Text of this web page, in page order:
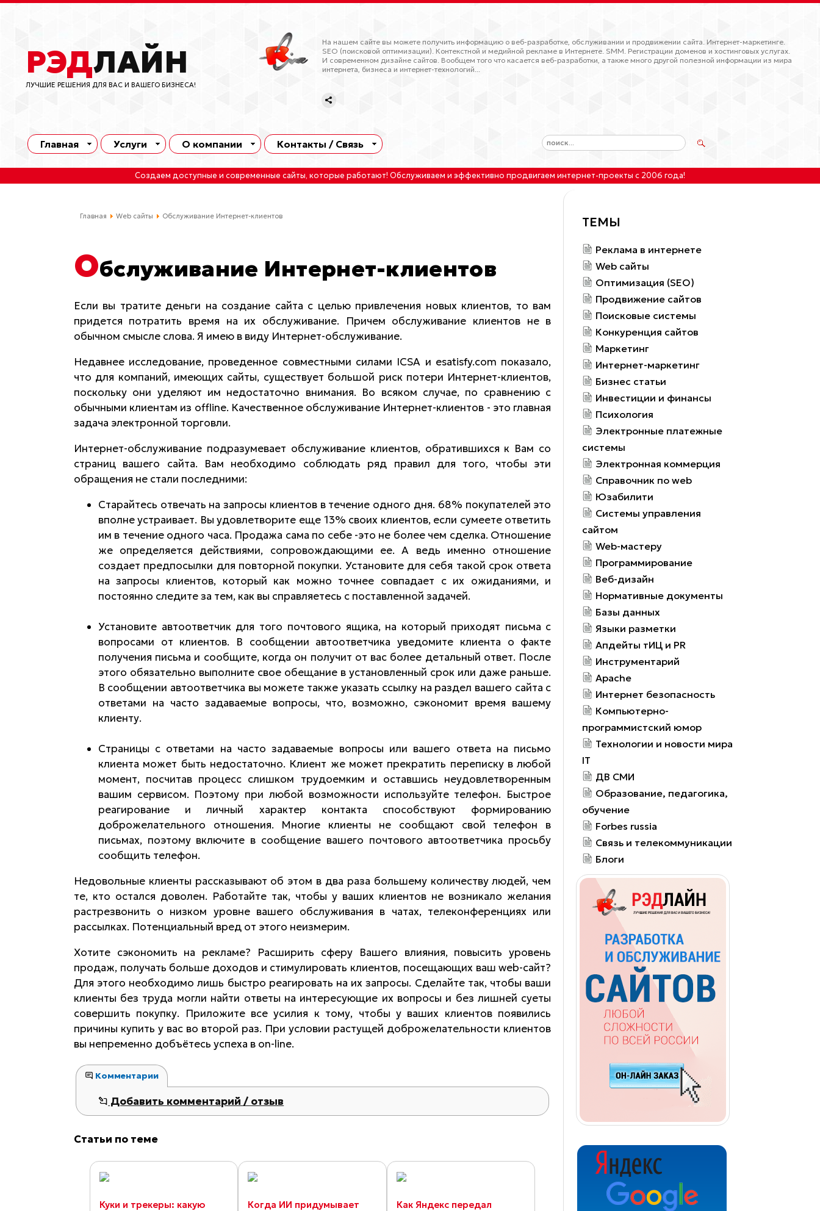
РЭДЛАЙН
ЛУЧШИЕ РЕШЕНИЯ ДЛЯ ВАС И ВАШЕГО БИЗНЕСА!
На нашем сайте вы можете получить информацию о веб-разработке, обслуживании и продвижении сайта. Интернет-маркетинге.
SEO (поисковой оптимизации). Контекстной и медийной рекламе в Интернете. SMM. Регистрации доменов и хостинговых услугах.
И современном дизайне сайтов. Вообщем того что касается веб-разработки, а также много другой полезной информации из мира
интернета, бизнеса и интернет-технологий...
Главная Услуги О компании Контакты / Связь
Создаем доступные и современные сайты, которые работают! Обслуживаем и эффективно продвигаем интернет-проекты с 2006 года!
Главная Web сайты Обслуживание Интернет-клиентов
Обслуживание Интернет-клиентов
Если вы тратите деньги на создание сайта с целью привлечения новых клиентов, то вам
придется потратить время на их обслуживание. Причем обслуживание клиентов не в
обычном смысле слова. Я имею в виду Интернет-обслуживание.
Недавнее исследование, проведенное совместными силами ICSA и esatisfy.com показало,
что для компаний, имеющих сайты, существует большой риск потери Интернет-клиентов,
поскольку они уделяют им недостаточно внимания. Во всяком случае, по сравнению с
обычными клиентам из offline. Качественное обслуживание Интернет-клиентов - это главная
задача электронной торговли.
Интернет-обслуживание подразумевает обслуживание клиентов, обратившихся к Вам со
страниц вашего сайта. Вам необходимо соблюдать ряд правил для того, чтобы эти
обращения не стали последними:
Старайтесь отвечать на запросы клиентов в течение одного дня. 68% покупателей это
вполне устраивает. Вы удовлетворите еще 13% своих клиентов, если сумеете ответить
им в течение одного часа. Продажа сама по себе -это не более чем сделка. Отношение
же определяется действиями, сопровождающими ее. А ведь именно отношение
создает предпосылки для повторной покупки. Установите для себя такой срок ответа
на запросы клиентов, который как можно точнее совпадает с их ожиданиями, и
постоянно следите за тем, как вы справляетесь с поставленной задачей.
Установите автоответчик для того почтового ящика, на который приходят письма с
вопросами от клиентов. В сообщении автоответчика уведомите клиента о факте
получения письма и сообщите, когда он получит от вас более детальный ответ. После
этого обязательно выполните свое обещание в установленный срок или даже раньше.
В сообщении автоответчика вы можете также указать ссылку на раздел вашего сайта с
ответами на часто задаваемые вопросы, что, возможно, сэкономит время вашему
клиенту.
Страницы с ответами на часто задаваемые вопросы или вашего ответа на письмо
клиента может быть недостаточно. Клиент же может прекратить переписку в любой
момент, посчитав процесс слишком трудоемким и оставшись неудовлетворенным
вашим сервисом. Поэтому при любой возможности используйте телефон. Быстрое
реагирование и личный характер контакта способствуют формированию
доброжелательного отношения. Многие клиенты не сообщают свой телефон в
письмах, поэтому включите в сообщение вашего почтового автоответчика просьбу
сообщить телефон.
Недовольные клиенты рассказывают об этом в два раза большему количеству людей, чем
те, кто остался доволен. Работайте так, чтобы у ваших клиентов не возникало желания
растрезвонить о низком уровне вашего обслуживания в чатах, телеконференциях или
рассылках. Потенциальный вред от этого неизмерим.
Хотите сэкономить на рекламе? Расширить сферу Вашего влияния, повысить уровень
продаж, получать больше доходов и стимулировать клиентов, посещающих ваш web-сайт?
Для этого необходимо лишь быстро реагировать на их запросы. Сделайте так, чтобы ваши
клиенты без труда могли найти ответы на интересующие их вопросы и без лишней суеты
совершить покупку. Приложите все усилия к тому, чтобы у ваших клиентов появились
причины купить у вас во второй раз. При условии растущей доброжелательности клиентов
вы непременно добъётесь успеха в on-line.
Комментарии
Добавить комментарий / отзыв
Статьи по теме
Куки и трекеры: какую
Когда ИИ придумывает
Как Яндекс передал
ТЕМЫ
Реклама в интернете
Web сайты
Оптимизация (SEO)
Продвижение сайтов
Поисковые системы
Конкуренция сайтов
Маркетинг
Интернет-маркетинг
Бизнес статьи
Инвестиции и финансы
Психология
Электронные платежные
системы
Электронная коммерция
Справочник по web
Юзабилити
Системы управления
сайтом
Web-мастеру
Программирование
Веб-дизайн
Нормативные документы
Базы данных
Языки разметки
Апдейты тИЦ и PR
Инструментарий
Apache
Интернет безопасность
Компьютерно-
программистский юмор
Технологии и новости мира
IT
ДВ СМИ
Образование, педагогика,
обучение
Forbes russia
Связь и телекоммуникации
Блоги